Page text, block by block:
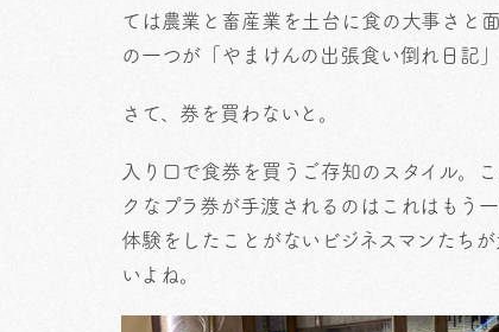
ては農業と畜産業を土台に食の大事さと
の一つが「やまけんの出張食い倒れ日記
さて、券を買わないと。
入り口で食券を買うご存知のスタイル。
クなプラ券が手渡されるのはこれはもう
体験をしたことがないビジネスマンたち
いよね。